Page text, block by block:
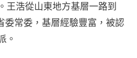
王浩從山東地方基層一路到
委常委，基層經驗豐富，被認
。